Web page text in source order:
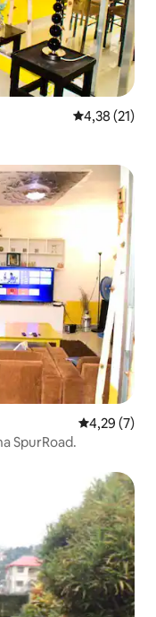
4,38 de uma
4,38 (21)
4,29 de
4,29 (7)
SpurRoad.